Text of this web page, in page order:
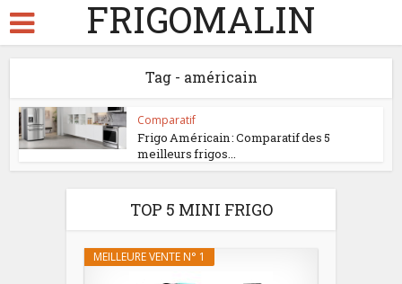
FRIGOMALIN
Tag - américain
Comparatif
Frigo Américain : Comparatif des 5
meilleurs frigos...
TOP 5 MINI FRIGO
MEILLEURE VENTE N° 1